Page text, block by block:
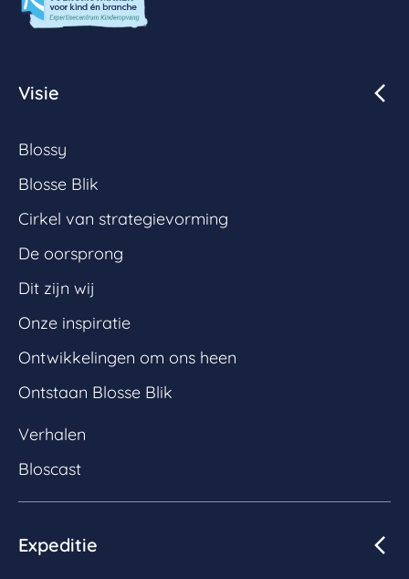
Visie
Blossy
Blosse Blik
Cirkel van strategievorming
De oorsprong
Dit zijn wij
Onze inspiratie
Ontwikkelingen om ons heen
Ontstaan Blosse Blik
Verhalen
Bloscast
Expeditie